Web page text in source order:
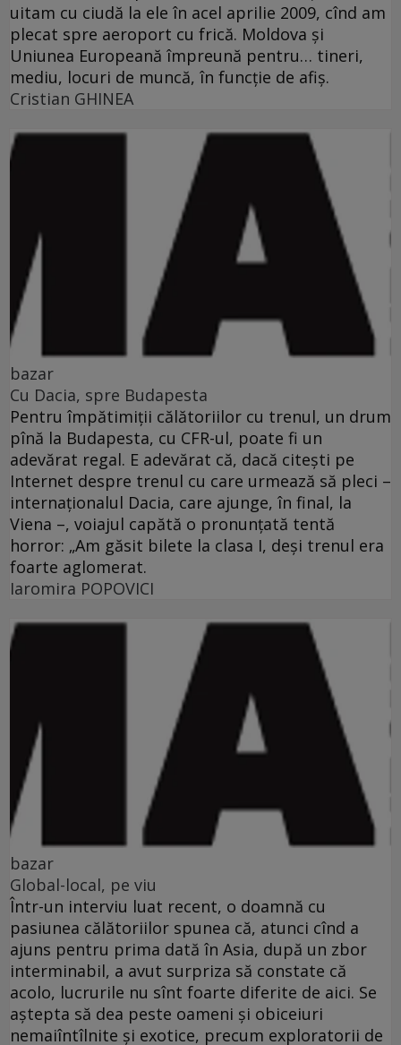
uitam cu ciudă la ele în acel aprilie 2009, cînd am
plecat spre aeroport cu frică. Moldova şi
Uniunea Europeană împreună pentru… tineri,
mediu, locuri de muncă, în funcţie de afiş.
Cristian GHINEA
bazar
Cu Dacia, spre Budapesta
Pentru împătimiţii călătoriilor cu trenul, un drum
pînă la Budapesta, cu CFR-ul, poate fi un
adevărat regal. E adevărat că, dacă citeşti pe
Internet despre trenul cu care urmează să pleci –
internaţionalul Dacia, care ajunge, în final, la
Viena –, voiajul capătă o pronunţată tentă
horror: „Am găsit bilete la clasa I, deşi trenul era
foarte aglomerat.
Iaromira POPOVICI
bazar
Global-local, pe viu
Într-un interviu luat recent, o doamnă cu
pasiunea călătoriilor spunea că, atunci cînd a
ajuns pentru prima dată în Asia, după un zbor
interminabil, a avut surpriza să constate că
acolo, lucrurile nu sînt foarte diferite de aici. Se
aştepta să dea peste oameni şi obiceiuri
nemaiîntîlnite şi exotice, precum exploratorii de